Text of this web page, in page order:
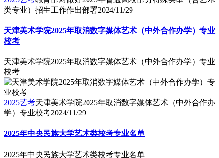
类专业）招生工作作出部署2024/11/29
天津美术学院2025年取消数字媒体艺术（中外合作办学）专业
校考
天津美术学院2025年取消数字媒体艺术（中外合作办学）专业
校考
2025艺考天津美术学院2025年取消数字媒体艺术（中外合作办
学）专业校考2024/11/29
2025年中央民族大学艺术类校考专业名单
2025年中央民族大学艺术类校考专业名单